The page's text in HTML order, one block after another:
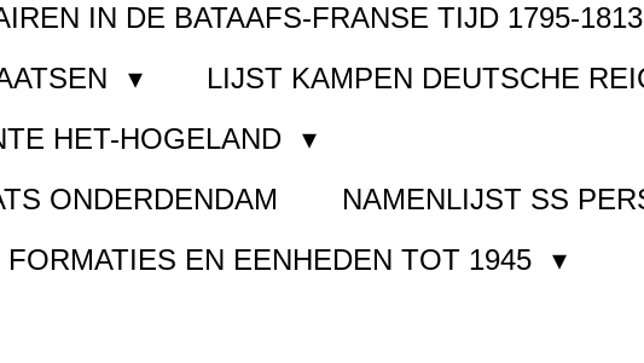
IN DE BATAAFS-FRANSE TIJD 1795-1813
LIJST KAMPEN DEUTSCHE
HET-HOGELAND
ONDERDENDAM
NAMENLIJST SS
EN EENHEDEN TOT 1945